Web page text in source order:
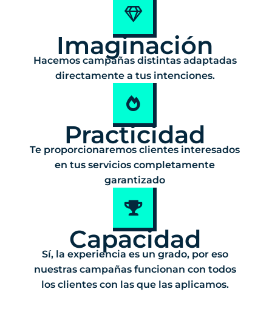
Imaginación
Hacemos campañas distintas adaptadas
directamente a tus intenciones.
Practicidad
Te proporcionaremos clientes interesados
en tus servicios completamente
garantizado
Capacidad
Sí, la experiencia es un grado, por eso
nuestras campañas funcionan con todos
los clientes con las que las aplicamos.